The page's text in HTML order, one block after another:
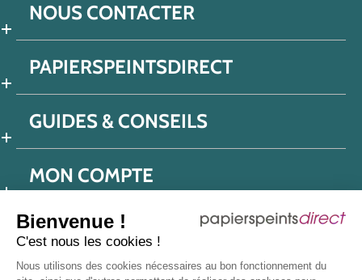
Bienvenue !
C'est nous les cookies !
Nous utilisons des cookies nécessaires au bon fonctionnement du
NOUS CONTACTER
PAPIERSPEINTSDIRECT
GUIDES & CONSEILS
MON COMPTE